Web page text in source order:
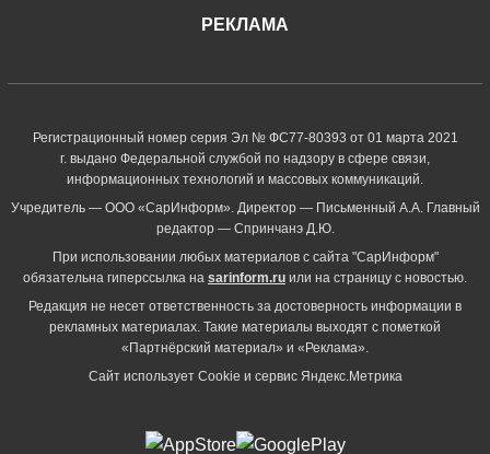
РЕКЛАМА
Регистрационный номер серия Эл № ФС77-80393 от 01 марта 2021
г. выдано Федеральной службой по надзору в сфере связи,
информационных технологий и массовых коммуникаций.
Учредитель — ООО «СарИнформ». Директор — Письменный А.А. Главный
редактор — Спринчанэ Д.Ю.
При использовании любых материалов с сайта "СарИнформ"
обязательна гиперссылка на sarinform.ru или на страницу с новостью.
Редакция не несет ответственность за достоверность информации в
рекламных материалах. Такие материалы выходят с пометкой
«Партнёрский материал» и «Реклама».
Сайт использует Cookie и сервиc Яндекс.Метрика